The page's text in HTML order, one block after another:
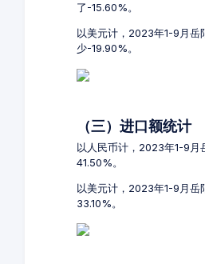
了-15.60%。
以美元计，2023年1-9月岳
少-19.90%。
（三）进口额统计
以人民币计，2023年1-9月
41.50%。
以美元计，2023年1-9月岳
33.10%。